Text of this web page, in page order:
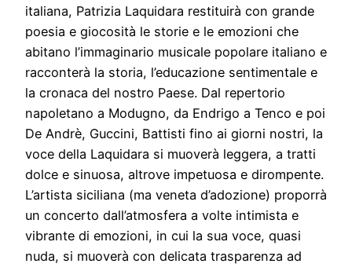
italiana, Patrizia Laquidara restituirà con grande
poesia e giocosità le storie e le emozioni che
abitano l’immaginario musicale popolare italiano e
racconterà la storia, l’educazione sentimentale e
la cronaca del nostro Paese. Dal repertorio
napoletano a Modugno, da Endrigo a Tenco e poi
De Andrè, Guccini, Battisti fino ai giorni nostri, la
voce della Laquidara si muoverà leggera, a tratti
dolce e sinuosa, altrove impetuosa e dirompente.
L’artista siciliana (ma veneta d’adozione) proporrà
un concerto dall’atmosfera a volte intimista e
vibrante di emozioni, in cui la sua voce, quasi
nuda, si muoverà con delicata trasparenza ad